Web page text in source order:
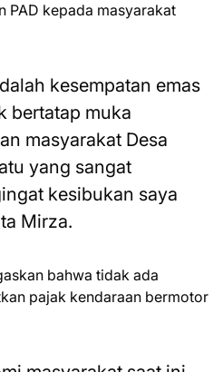
PAD kepada masyarakat
kesempatan emas
bertatap muka
masyarakat Desa
yang sangat
kesibukan saya
Mirza.
bahwa tidak ada
pajak kendaraan bermotor